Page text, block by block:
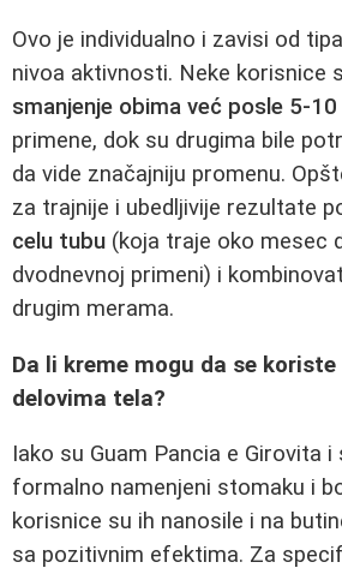
Ovo je individualno i zavisi od
nivoa aktivnosti. Neke korisnice
smanjenje obima već posle 5-10
primene, dok su drugima bile
da vide značajniju promenu.
za trajnije i ubedljivije rezultate
celu tubu (koja traje oko mesec
dvodnevnoj primeni) i
drugim merama.
Da li kreme mogu da se
delovima tela?
Iako su Guam Pancia e Girovita
formalno namenjeni stomaku i
korisnice su ih nanosile i na
sa pozitivnim efektima. Za